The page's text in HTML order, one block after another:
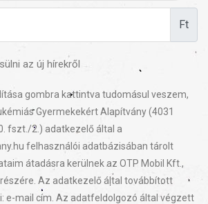
Ft
az új hírekről
gombra kattintva tudomásul veszem,
Gyermekekért Alapítvány (4031
fszt./2.) adatkezelő által a
felhasználói adatbázisában tárolt
átadásra kerülnek az OTP Mobil Kft.,
Az adatkezelő által továbbított
e-mail cím. Az adatfeldolgozó által végzett